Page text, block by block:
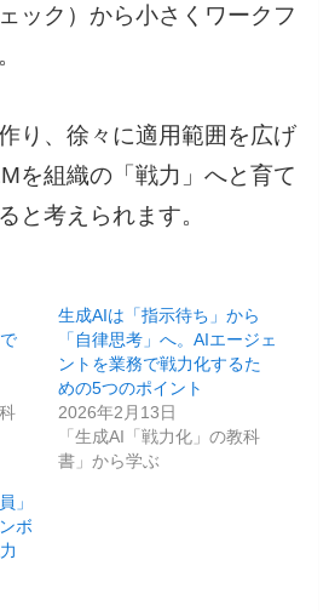
ック）から小さくワークフ
り、徐々に適用範囲を広げ
を組織の「戦力」へと育て
と考えられます。
生成AIは「指示待ち」から
「自律思考」へ。AIエージェ
ントを業務で戦力化するた
めの5つのポイント
2026年2月13日
「生成AI「戦力化」の教科
書」から学ぶ
」
ボ